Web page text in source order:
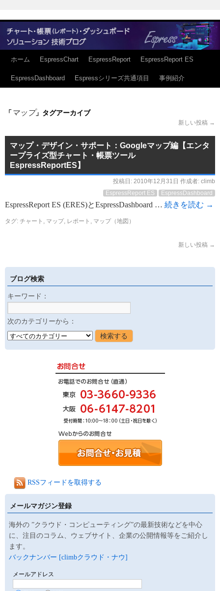
ホーム EspressChart EspressReport EspressReport ES
EspressDashboard Espressシリーズ共通項目 事例紹介
「 マップ」タグアーカイブ
新しい投稿 →
マップ・デザイン・サポート：Googleマップ編【エンタ
ープライズ型チャート・帳票ツール
EspressReportES】
投稿日: 2010年12月31日 作成者: climb
EspressReport ES
EspressDashboard
EspressReport ES (ERES)とEspressDashboard … 続きを読む →
タグ: チャート , マップ, レポート , マップ（地図）
新しい投稿 →
ブログ検索
キーワード：
次のカテゴリーから：
RSSフィードを取得する
メールマガジン登録
海外の ”クラウド・コンピューティング”の最新技術などを中心
に、注目のコラム、ウェブサイト、企業の公開情報等をご紹介し
ます。
バックナンバー [climbクラウド・ナウ]